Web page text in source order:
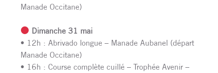
Manade Occitane)
Dimanche 31 mai
• 12h : Abrivado longue – Manade Aubanel (départ
Manade Occitane)
• 16h : Course complète cuillé – Trophée Avenir –